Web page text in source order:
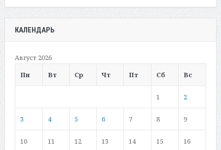
КАЛЕНДАРЬ
Август 2026
Пн
Вт Ср Чт Пт Сб Вс
1 2
3 4 5 6 7 8 9
10 11 12 13 14 15 16